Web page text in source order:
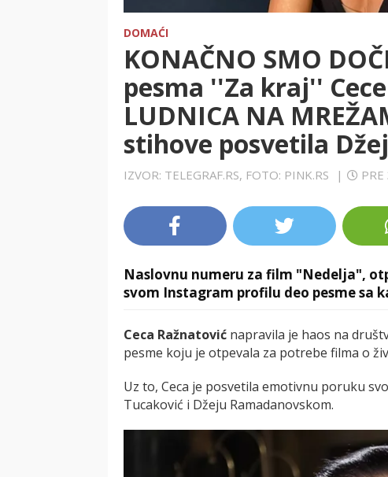
DOMAĆI
KONAČNO SMO
pesma ''Za kraj''
LUDNICA NA
stihove posvetila
IZVOR: TELEGRAF.RS, FOTO: PINK.RS |
Naslovnu numeru za film "Nedelja",
svom Instagram profilu deo pesme sa
Ceca Ražnatović napravila je haos na
pesme koju je otpevala za potrebe filma o
Uz to, Ceca je posvetila emotivnu poruku
Tucaković i Džeju Ramadanovskom.